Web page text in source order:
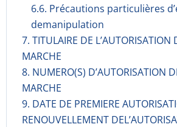
6.6. Précautions particulières
demanipulation
7. TITULAIRE DE L’AUTORISATION
MARCHE
8. NUMERO(S) D’AUTORISATION
MARCHE
9. DATE DE PREMIERE
RENOUVELLEMENT